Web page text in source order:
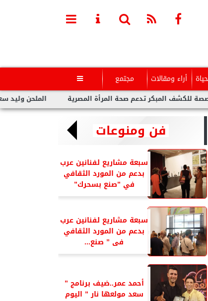
أراء ومقالات مجتمع 
الملحن وليد سعد : أزمة تووليت لم صحة المرأة المصرية
فن ومنوعات
سبعة مشاريع لفنانين عرب
بدعم من المورد الثقافي
في ”صنع بسحرك”
سبعة مشاريع لفنانين عرب
بدعم من المورد الثقافي
فى ” صنع...
أحمد عمر..ضيف برنامج ”
سعد مولعها نار ” اليوم